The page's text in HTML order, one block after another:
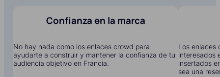
Confianza en la marca
No hay nada como los enlaces crowd para
ayudarte a construir y mantener la confianza de tu
audiencia objetivo en Francia.
Los enlaces
interesados
insertados
sea una